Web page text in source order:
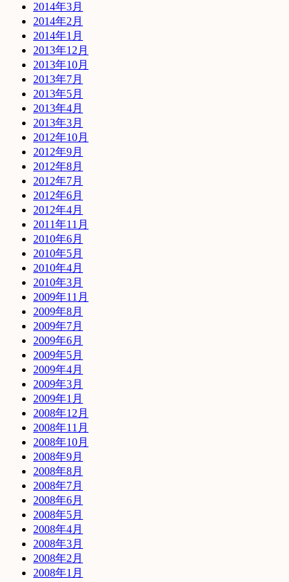
2014年3月
2014年2月
2014年1月
2013年12月
2013年10月
2013年7月
2013年5月
2013年4月
2013年3月
2012年10月
2012年9月
2012年8月
2012年7月
2012年6月
2012年4月
2011年11月
2010年6月
2010年5月
2010年4月
2010年3月
2009年11月
2009年8月
2009年7月
2009年6月
2009年5月
2009年4月
2009年3月
2009年1月
2008年12月
2008年11月
2008年10月
2008年9月
2008年8月
2008年7月
2008年6月
2008年5月
2008年4月
2008年3月
2008年2月
2008年1月